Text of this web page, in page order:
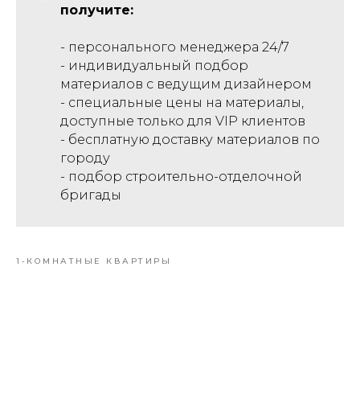
получите:
- персонального менеджера 24/7
- индивидуальный подбор
материалов с ведущим дизайнером
- специальные цены на материалы,
доступные только для VIP клиентов
- бесплатную доставку материалов по
городу
- подбор строительно-отделочной
бригады
1-КОМНАТНЫЕ КВАРТИРЫ